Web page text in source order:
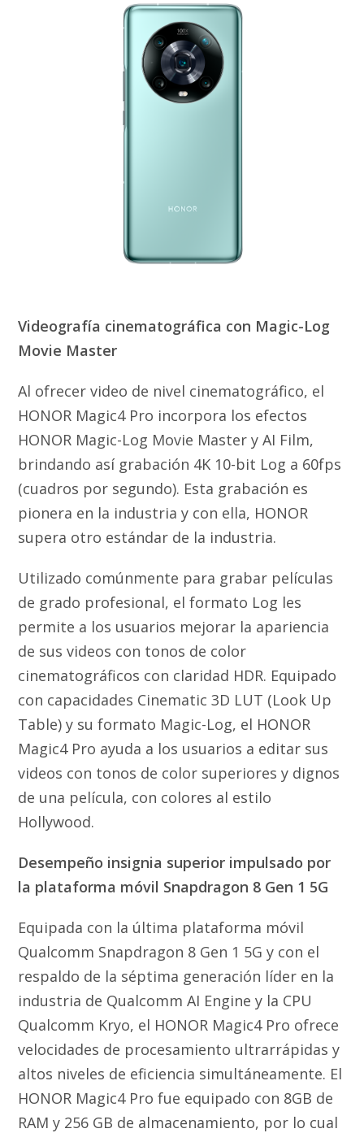
Videografía cinematográfica con Magic-Log
Movie Master
Al ofrecer video de nivel cinematográfico, el
HONOR Magic4 Pro incorpora los efectos
HONOR Magic-Log Movie Master y AI Film,
brindando así grabación 4K 10-bit Log a 60fps
(cuadros por segundo). Esta grabación es
pionera en la industria y con ella, HONOR
supera otro estándar de la industria.
Utilizado comúnmente para grabar películas
de grado profesional, el formato Log les
permite a los usuarios mejorar la apariencia
de sus videos con tonos de color
cinematográficos con claridad HDR. Equipado
con capacidades Cinematic 3D LUT (Look Up
Table) y su formato Magic-Log, el HONOR
Magic4 Pro ayuda a los usuarios a editar sus
videos con tonos de color superiores y dignos
de una película, con colores al estilo
Hollywood.
Desempeño insignia superior impulsado por
la plataforma móvil Snapdragon 8 Gen 1 5G
Equipada con la última plataforma móvil
Qualcomm Snapdragon 8 Gen 1 5G y con el
respaldo de la séptima generación líder en la
industria de Qualcomm AI Engine y la CPU
Qualcomm Kryo, el HONOR Magic4 Pro ofrece
velocidades de procesamiento ultrarrápidas y
altos niveles de eficiencia simultáneamente. El
HONOR Magic4 Pro fue equipado con 8GB de
RAM y 256 GB de almacenamiento, por lo cual